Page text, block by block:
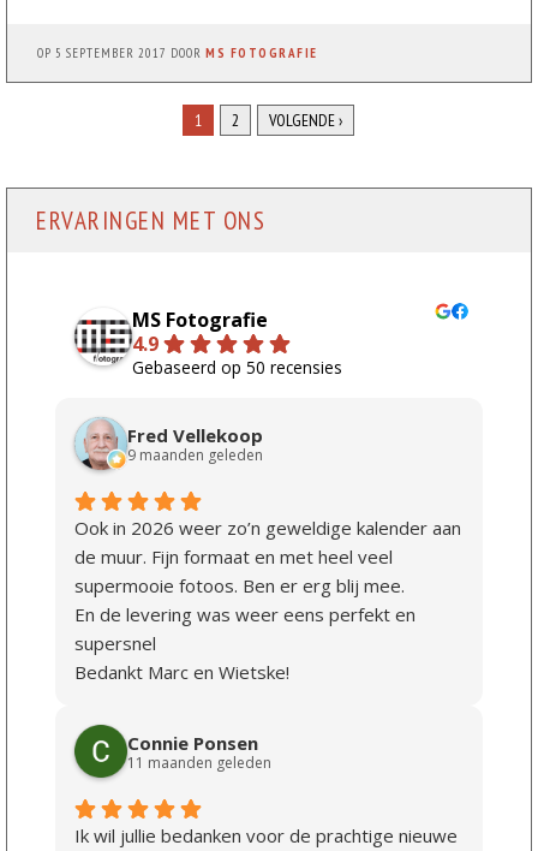
OP 5 SEPTEMBER 2017 DOORMS FOTOGRAFIE
1 2 VOLGENDE ›
ERVARINGEN MET ONS
MS Fotografie
4.9
Gebaseerd op 50 recensies
Fred Vellekoop
9 maanden geleden
Ook in 2026 weer zo’n geweldige kalender aan
de muur. Fijn formaat en met heel veel
supermooie fotoos. Ben er erg blij mee.
En de levering was weer eens perfekt en
supersnel
Bedankt Marc en Wietske!
Connie Ponsen
11 maanden geleden
Ik wil jullie bedanken voor de prachtige nieuwe